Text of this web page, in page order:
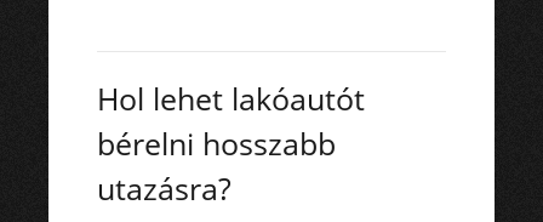
Hol lehet lakóautót
bérelni hosszabb
utazásra?